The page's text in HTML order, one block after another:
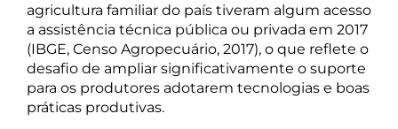
agricultura familiar do país tiveram algum acesso
a assistência técnica pública ou privada em 2017
(IBGE, Censo Agropecuário, 2017), o que reflete o
desafio de ampliar significativamente o suporte
para os produtores adotarem tecnologias e boas
práticas produtivas.